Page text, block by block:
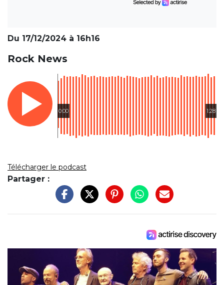
Du 17/12/2024 à 16h16
Rock News
0:00 1:28
Télécharger le podcast
Partager :